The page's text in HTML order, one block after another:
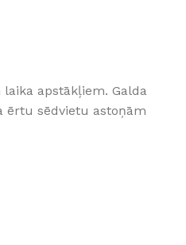
apstākļiem. Galda
ērtu sēdvietu astoņām